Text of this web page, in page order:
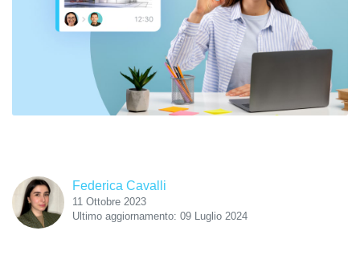
Federica Cavalli
11 Ottobre 2023
Ultimo aggiornamento: 09 Luglio 2024